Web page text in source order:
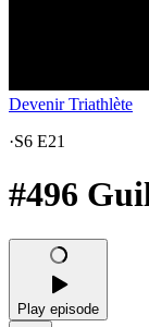
Devenir Triathlète
·S6 E21
#496
Play episode